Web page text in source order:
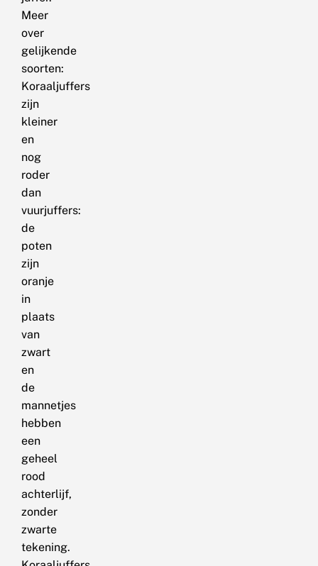
Meer
over
gelijkende
soorten:
Koraaljuffers
zijn
kleiner
en
nog
roder
dan
vuurjuffers:
de
poten
zijn
oranje
in
plaats
van
zwart
en
de
mannetjes
hebben
een
geheel
rood
achterlijf,
zonder
zwarte
tekening.